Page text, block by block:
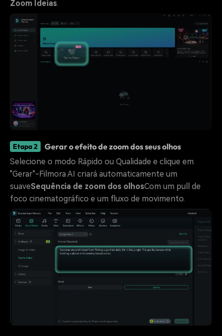
Zoom Ideias.
Etapa 2 Gerar o efeito de zoom dos seus olhos
Selecione o modo Rápido ou Qualidade e clique em
"Gerar"-Filmora AI criará automaticamente um
suaveSequência de zoom dos olhosCom um pull de
foco cinematográfico e um fluxo de movimento.